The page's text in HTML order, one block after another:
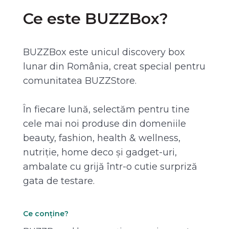
Ce este BUZZBox?
BUZZBox este unicul discovery box
lunar din România, creat special pentru
comunitatea BUZZStore.
În fiecare lună, selectăm pentru tine
cele mai noi produse din domeniile
beauty, fashion, health & wellness,
nutriție, home deco și gadget-uri,
ambalate cu grijă într-o cutie surpriză
gata de testare.
Ce conține?